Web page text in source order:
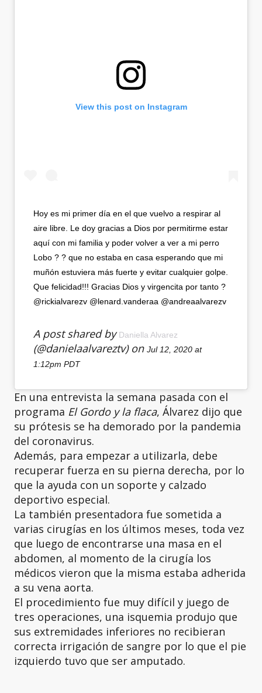
View this post on Instagram
Hoy es mi primer día en el que vuelvo a respirar al
aire libre. Le doy gracias a Dios por permitirme estar
aquí con mi familia y poder volver a ver a mi perro
Lobo ? ? que no estaba en casa esperando que mi
muñón estuviera más fuerte y evitar cualquier golpe.
Que felicidad!!! Gracias Dios y virgencita por tanto ?
@rickialvarezv @lenard.vanderaa @andreaalvarezv
A post shared byDaniella Alvarez
(@danielaalvareztv) on Jul 12, 2020 at
1:12pm PDT
En una entrevista la semana pasada con el
programa El Gordo y la flaca, Álvarez dijo que
su prótesis se ha demorado por la pandemia
del coronavirus.
Además, para empezar a utilizarla, debe
recuperar fuerza en su pierna derecha, por lo
que la ayuda con un soporte y calzado
deportivo especial.
La también presentadora fue sometida a
varias cirugías en los últimos meses, toda vez
que luego de encontrarse una masa en el
abdomen, al momento de la cirugía los
médicos vieron que la misma estaba adherida
a su vena aorta.
El procedimiento fue muy difícil y juego de
tres operaciones, una isquemia produjo que
sus extremidades inferiores no recibieran
correcta irrigación de sangre por lo que el pie
izquierdo tuvo que ser amputado.